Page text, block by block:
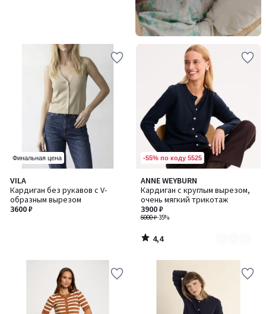
Финальная цена
VILA
Кардиган без рукавов с V-
образным вырезом
3600 ₽
-55% по коду 5525
ANNE WEYBURN
Кардиган с круглым вырезом,
очень мягкий трикотаж
6000 ₽-35%
3900 ₽
4,4
/ 5
Количество
цветов:
2
4,4
/